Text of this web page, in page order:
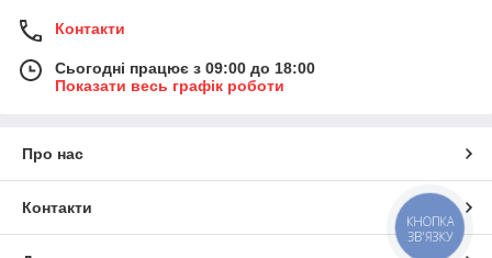
Контакти
Сьогодні працює з 09:00 до 18:00
Показати весь графік роботи
Про нас
Контакти
КНОПКА
ЗВ'ЯЗКУ